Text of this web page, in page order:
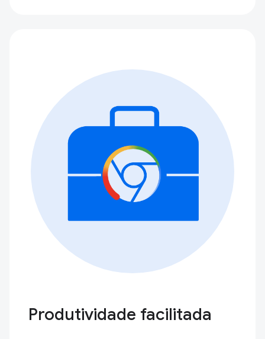
Produtividade facilitada